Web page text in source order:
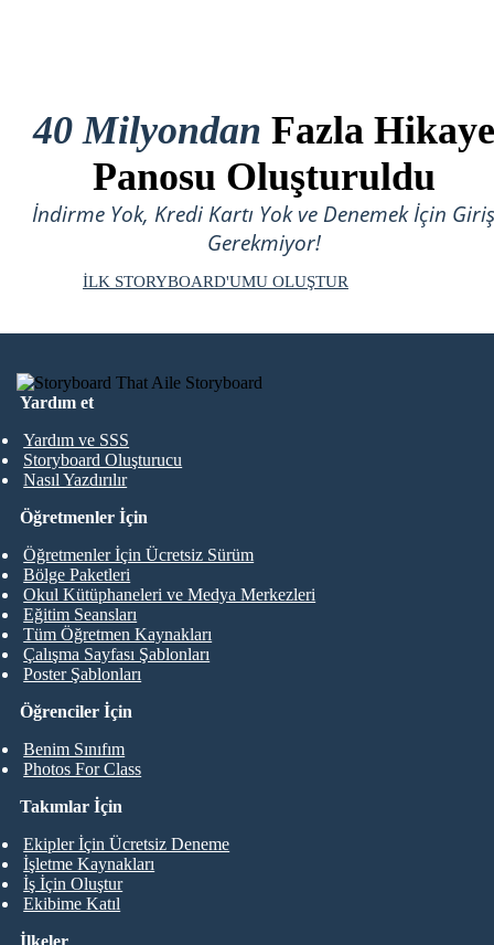
40 Milyondan Fazla Hikaye
Panosu Oluşturuldu
İndirme Yok, Kredi Kartı Yok ve Denemek İçin Giriş
Gerekmiyor!
İLK STORYBOARD'UMU OLUŞTUR
Yardım et
Yardım ve SSS
Storyboard Oluşturucu
Nasıl Yazdırılır
Öğrenciler İçin
Benim Sınıfım
Photos For Class
Öğretmenler İçin
Öğretmenler İçin Ücretsiz Sürüm
Bölge Paketleri
Okul Kütüphaneleri ve Medya Merkezleri
Eğitim Seansları
Tüm Öğretmen Kaynakları
Çalışma Sayfası Şablonları
Poster Şablonları
Takımlar İçin
Ekipler İçin Ücretsiz Deneme
İşletme Kaynakları
İş İçin Oluştur
Ekibime Katıl
İlkeler